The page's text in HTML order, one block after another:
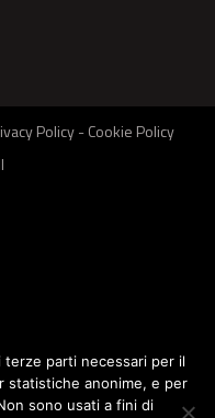
Policy-Cookie Policy
parti necessari per il
statistiche anonime, e per
sono usati a fini di